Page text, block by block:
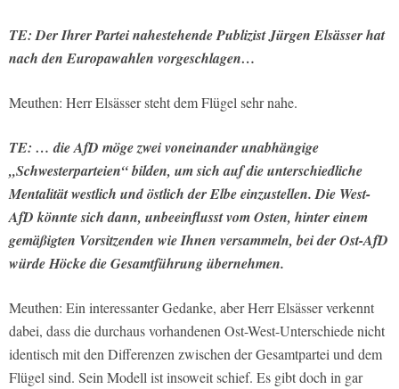
TE: Der Ihrer Partei nahestehende Publizist Jürgen Elsässer hat
nach den Europawahlen vorgeschlagen…
Meuthen: Herr Elsässer steht dem Flügel sehr nahe.
TE: … die AfD möge zwei voneinander unabhängige
„Schwesterparteien“ bilden, um sich auf die unterschiedliche
Mentalität westlich und östlich der Elbe einzustellen. Die West-
AfD könnte sich dann, unbeeinflusst vom Osten, hinter einem
gemäßigten Vorsitzenden wie Ihnen versammeln, bei der Ost-AfD
würde Höcke die Gesamtführung übernehmen.
Meuthen: Ein interessanter Gedanke, aber Herr Elsässer verkennt
dabei, dass die durchaus vorhandenen Ost-West-Unterschiede nicht
identisch mit den Differenzen zwischen der Gesamtpartei und dem
Flügel sind. Sein Modell ist insoweit schief. Es gibt doch in gar